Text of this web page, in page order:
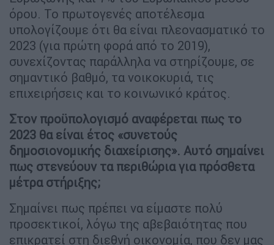
όρου. Το πρωτογενές αποτέλεσμα
υπολογίζουμε ότι θα είναι πλεονασματικό το
2023 (για πρώτη φορά από το 2019),
συνεχίζοντας παράλληλα να στηρίζουμε, σε
σημαντικό βαθμό, τα νοικοκυριά, τις
επιχειρήσεις και το κοινωνικό κράτος.
Στον προϋπολογισμό αναφέρεται πως το
2023 θα είναι έτος «συνετούς
δημοσιονομικής διαχείρισης». Αυτό σημαίνει
πως στενεύουν τα περιθώρια για πρόσθετα
μέτρα στήριξης;
Σημαίνει πως πρέπει να είμαστε πολύ
προσεκτικοί, λόγω της αβεβαιότητας που
επικρατεί στη διεθνή οικονομία, που δεν μας